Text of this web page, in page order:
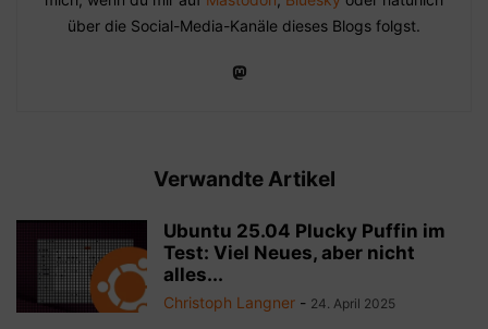
über die Social-Media-Kanäle dieses Blogs folgst.
Verwandte Artikel
Ubuntu 25.04 Plucky Puffin im
Test: Viel Neues, aber nicht
alles...
Christoph Langner - 24. April 2025